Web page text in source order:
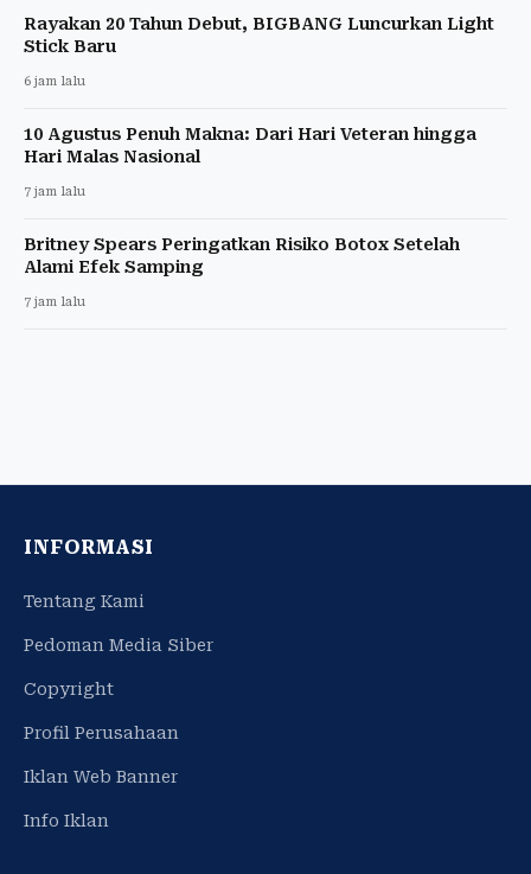
Rayakan 20 Tahun Debut, BIGBANG Luncurkan Light
Stick Baru
6 jam lalu
10 Agustus Penuh Makna: Dari Hari Veteran hingga
Hari Malas Nasional
7 jam lalu
Britney Spears Peringatkan Risiko Botox Setelah
Alami Efek Samping
7 jam lalu
INFORMASI
Tentang Kami
Pedoman Media Siber
Copyright
Profil Perusahaan
Iklan Web Banner
Info Iklan